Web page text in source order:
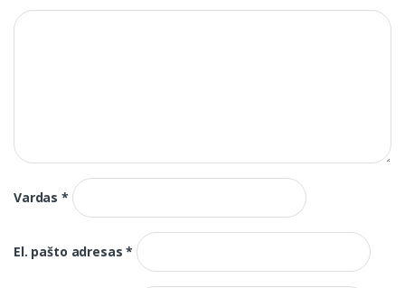
Vardas*
El. pašto adresas*